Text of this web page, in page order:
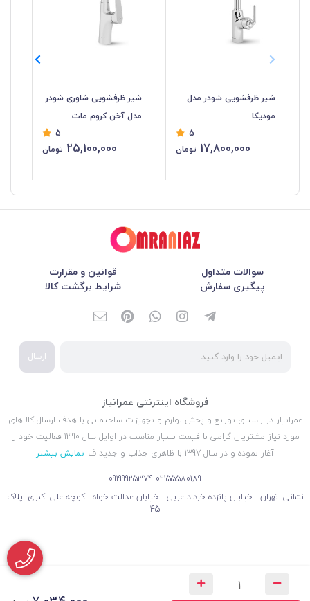
شیر ظرفشویی شودر مدل
مودیکا
5
17,800,000 تومان
شیر ظرفشویی شاوری شودر
مدل آخن کروم مات
5
25,100,000 تومان
سوالات متداول
قوانین و مقرارت
پیگیری سفارش
شرایط برگشت کالا
ارسال
فروشگاه اینترنتی عمرانیاز
عمرانیاز در راستای توزیع و پخش لوازم و تجهیزات ساختمانی با هدف ارسال کالاهای
مورد نیاز مشتریان گرامی با قیمت بسیار مناسب در اوایل سال 1390 فعالیت خود را
آغاز نموده و در سال 1397 با ظاهری جذاب و جدید ف
نمایش بیشتر
02155580189
09199925374
نشانی: تهران - خیابان پانزده خرداد غربی - خیابان عدالت خواه - کوچه علی اکبری- پلاک
45